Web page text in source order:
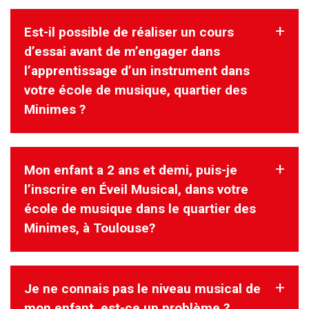
Oui. Le solfège est un langage permettant de partager et
pratiquer la musique.
Il n’est pas dissocié de l’instrument, il est dès les premiers
cours intégré comme un dessin
correspondant à un geste et à un son, il est aussi chanté.
Est-il possible de réaliser un cours
d’essai avant de m’engager dans
l’apprentissage d’un instrument dans
votre école de musique, quartier des
Minimes ?
Oui !Vous pouvez réserver directement sur le formulaire.
Votre rencontre avec le directeur pédagogique tient lieu de
cours d’essai.
Mon enfant a 2 ans et demi, puis-je
l’inscrire en Éveil Musical, dans votre
école de musique dans le quartier des
Minimes, à Toulouse?
Il est possible d’inscrire un enfant à 2 ans et demi.
Préalablement à l’inscription, nous proposons une rencontre
Je ne connais pas le niveau musical de